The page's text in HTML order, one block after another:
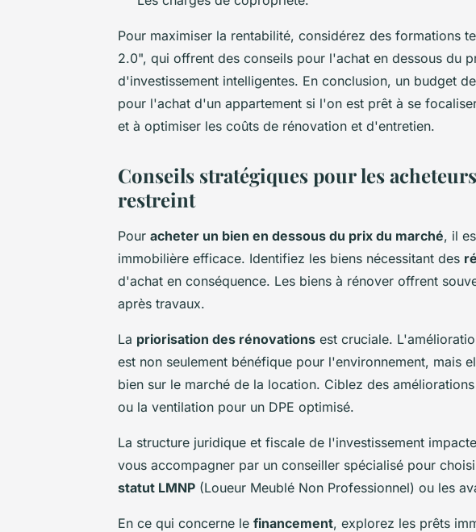
Pour maximiser la rentabilité, considérez des formations
2.0", qui offrent des conseils pour l'achat en dessous du
d'investissement intelligentes. En conclusion, un budget
pour l'achat d'un appartement si l'on est prêt à se
et à optimiser les coûts de rénovation et d'entretien.
Conseils stratégiques pour les
restreint
Pour acheter un bien en dessous du prix du marché, il
immobilière efficace. Identifiez les biens nécessitant des
d'achat en conséquence. Les biens à rénover offrent
après travaux.
La priorisation des rénovations est cruciale.
est non seulement bénéfique pour l'environnement, mais
bien sur le marché de la location. Ciblez des
ou la ventilation pour un DPE optimisé.
La structure juridique et fiscale de l'investissement
vous accompagner par un conseiller spécialisé pour
statut LMNP (Loueur Meublé Non Professionnel) ou les
En ce qui concerne le financement, explorez les prêts